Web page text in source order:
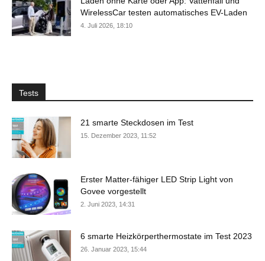
WirelessCar testen automatisches EV-Laden
4. Juli 2026, 18:10
Tests
21 smarte Steckdosen im Test
15. Dezember 2023, 11:52
Erster Matter-fähiger LED Strip Light von
Govee vorgestellt
2. Juni 2023, 14:31
6 smarte Heizkörperthermostate im Test 2023
26. Januar 2023, 15:44